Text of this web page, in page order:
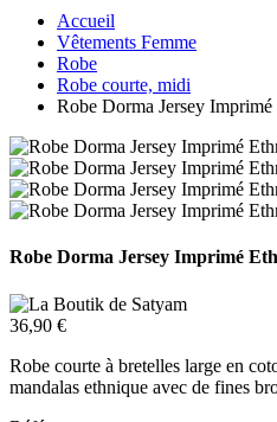
Accueil
Vêtements Femme
Robe
Robe courte, midi
Robe Dorma Jersey
Robe Dorma Jersey Imprimé
36,90 €
Robe courte à bretelles large en
mandalas ethnique avec de fines